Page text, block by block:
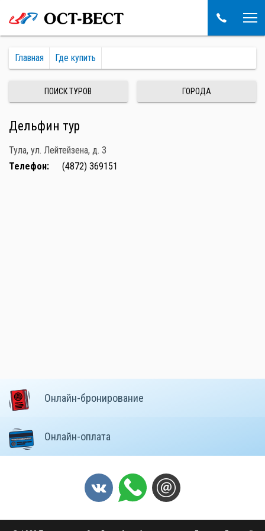
Главная Где купить
ПОИСК ТУРОВ ГОРОДА
Дельфин тур
Тула, ул. Лейтейзена, д. 3
Телефон:
(4872) 369151
Онлайн-бронирование
Онлайн-оплата